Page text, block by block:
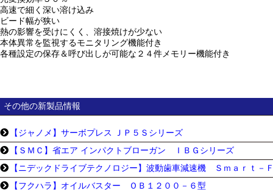
高速で細く深い溶け込み
ビード幅が狭い
熱の影響を受けにくく、溶接焼けが少ない
本体異常を監視するモニタリング機能付き
各種設定の保存＆呼び出しが可能な２４件メモリー機能付き
その他の新製品情報
【ジャノメ】サーボプレス ＪＰ５Ｓシリーズ
【ＳＭＣ】省エア インパクトブローガン ＩＢＧシリーズ
【ニデックドライブテクノロジー】波動歯車減速機 Ｓｍａｒｔ－
【フクハラ】オイルバスター ＯＢ１２００－６型